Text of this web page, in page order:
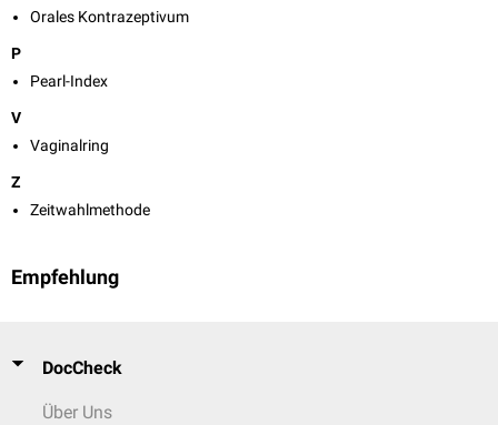
Orales Kontrazeptivum
P
Pearl-Index
V
Vaginalring
Z
Zeitwahlmethode
Empfehlung
DocCheck
Über Uns